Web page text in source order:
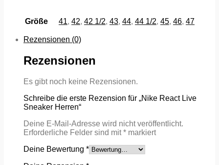
Größe 41, 42, 42 1/2, 43, 44, 44 1/2, 45, 46, 47
Rezensionen (0)
Rezensionen
Es gibt noch keine Rezensionen.
Schreibe die erste Rezension für „Nike React Live
Sneaker Herren“
Deine E-Mail-Adresse wird nicht veröffentlicht.
Erforderliche Felder sind mit* markiert
Deine Bewertung *